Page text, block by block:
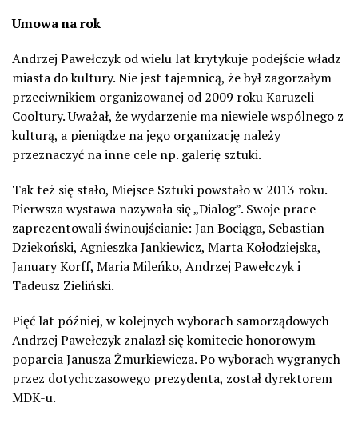
Umowa na rok
Andrzej Pawełczyk od wielu lat krytykuje podejście władz
miasta do kultury. Nie jest tajemnicą, że był zagorzałym
przeciwnikiem organizowanej od 2009 roku Karuzeli
Cooltury. Uważał, że wydarzenie ma niewiele wspólnego z
kulturą, a pieniądze na jego organizację należy
przeznaczyć na inne cele np. galerię sztuki.
Tak też się stało, Miejsce Sztuki powstało w 2013 roku.
Pierwsza wystawa nazywała się „Dialog”. Swoje prace
zaprezentowali świnoujścianie: Jan Bociąga, Sebastian
Dziekoński, Agnieszka Jankiewicz, Marta Kołodziejska,
January Korff, Maria Mileńko, Andrzej Pawełczyk i
Tadeusz Zieliński.
Pięć lat później, w kolejnych wyborach samorządowych
Andrzej Pawełczyk znalazł się komitecie honorowym
poparcia Janusza Żmurkiewicza. Po wyborach wygranych
przez dotychczasowego prezydenta, został dyrektorem
MDK-u.